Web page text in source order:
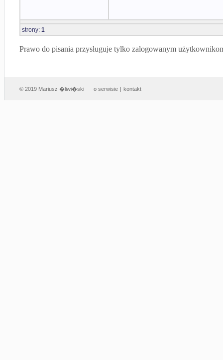
strony: 1
Prawo do pisania przysługuje tylko zalogowanym
© 2019 Mariusz �liwi�ski o serwisie | kontakt